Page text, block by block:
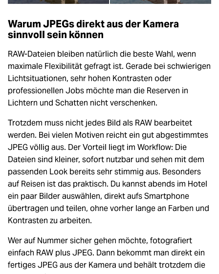
Warum JPEGs direkt aus der Kamera
sinnvoll sein können
RAW-Dateien bleiben natürlich die beste Wahl, wenn
maximale Flexibilität gefragt ist. Gerade bei schwierigen
Lichtsituationen, sehr hohen Kontrasten oder
professionellen Jobs möchte man die Reserven in
Lichtern und Schatten nicht verschenken.
Trotzdem muss nicht jedes Bild als RAW bearbeitet
werden. Bei vielen Motiven reicht ein gut abgestimmtes
JPEG völlig aus. Der Vorteil liegt im Workflow: Die
Dateien sind kleiner, sofort nutzbar und sehen mit dem
passenden Look bereits sehr stimmig aus. Besonders
auf Reisen ist das praktisch. Du kannst abends im Hotel
ein paar Bilder auswählen, direkt aufs Smartphone
übertragen und teilen, ohne vorher lange an Farben und
Kontrasten zu arbeiten.
Wer auf Nummer sicher gehen möchte, fotografiert
einfach RAW plus JPEG. Dann bekommt man direkt ein
fertiges JPEG aus der Kamera und behält trotzdem die